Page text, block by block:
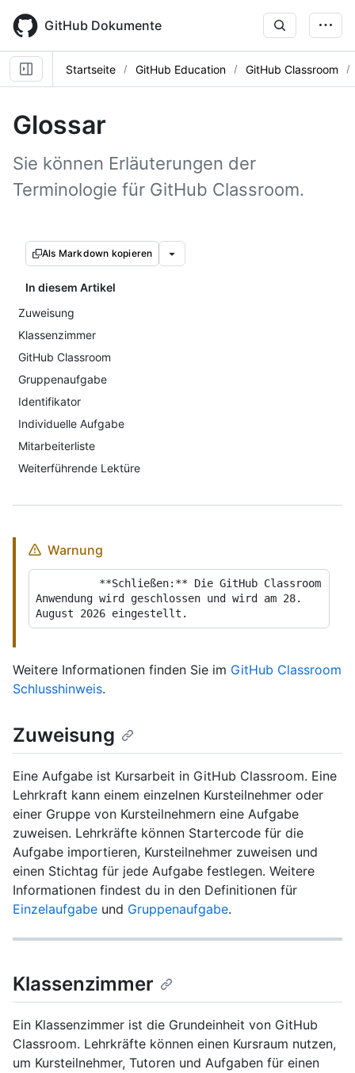
main
content
GitHub Dokumente
Startseite GitHub Education GitHub Classroom
Glossar
Sie können Erläuterungen der
Terminologie für GitHub Classroom.
Als Markdown kopieren
In diesem Artikel
Zuweisung
Klassenzimmer
GitHub Classroom
Gruppenaufgabe
Identifikator
Individuelle Aufgabe
Mitarbeiterliste
Weiterführende Lektüre
Warnung
Anwendung wird geschlossen und wird am 28.
Weitere Informationen finden Sie im GitHub Classroom
Schlusshinweis.
Zuweisung
Eine Aufgabe ist Kursarbeit in GitHub Classroom. Eine
Lehrkraft kann einem einzelnen Kursteilnehmer oder
einer Gruppe von Kursteilnehmern eine Aufgabe
zuweisen. Lehrkräfte können Startercode für die
Aufgabe importieren, Kursteilnehmer zuweisen und
einen Stichtag für jede Aufgabe festlegen. Weitere
Informationen findest du in den Definitionen für
Einzelaufgabe und Gruppenaufgabe.
Klassenzimmer
Ein Klassenzimmer ist die Grundeinheit von GitHub
Classroom. Lehrkräfte können einen Kursraum nutzen,
um Kursteilnehmer, Tutoren und Aufgaben für einen